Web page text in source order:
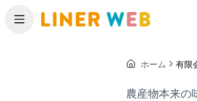
メニュー
ホーム 有限
農産物本来の